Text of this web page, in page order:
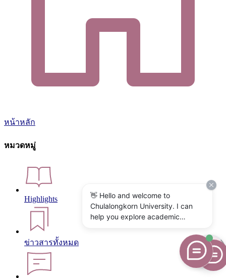
หน้าหลัก
หมวดหมู่
Highlights
ข่าวสารทั้งหมด
👋 Hello and welcome to
Chulalongkorn University. I can
help you explore academic